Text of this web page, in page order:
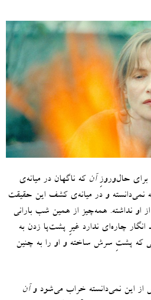
برای حال‌وروزِآن که ناگهان در میانه‌ی
نمی‌دانسته و در میانه‌ی کشف این حقیقت
او نداشته. همه‌چیز از همین شب بارانی
انگار چاره‌ای ندارد غیرِ پشت‌پا زدن به
که پشتِ سرش ساخته و او را به چنین
از این نمی‌دانسته خراب می‌شود وآن